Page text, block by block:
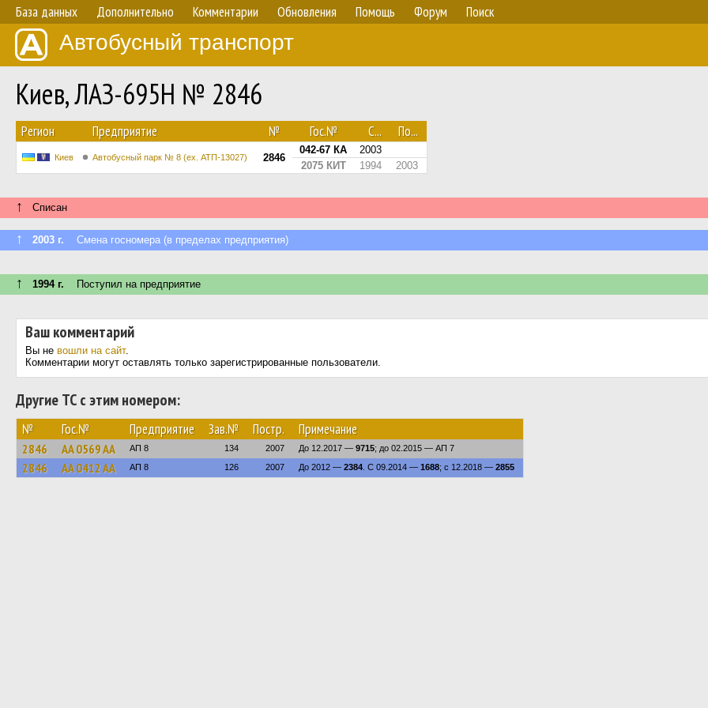
База данных Дополнительно Комментарии Обновления Помощь Форум Поиск
Автобусный транспорт
Киев, ЛАЗ-695Н № 2846
Регион Предприятие № Гос.№ С... По...
Киев Автобусный парк № 8 (ех. АТП-13027) 2846
042-67 КА
2003
2075 КИТ
1994 2003
↑ Списан
↑ 2003 г. Смена госномера (в пределах предприятия)
↑ 1994 г. Поступил на предприятие
Ваш комментарий
Вы не вошли на сайт.
Комментарии могут оставлять только зарегистрированные пользователи.
Другие ТС с этим номером:
№ Гос.№ Предприятие Зав.№ Постр. Примечание
2846 AA 0569 AA АП 8 134 2007 До 12.2017 — 9715; до 02.2015 — АП 7
2846 AA 0412 AA АП 8 126 2007 До 2012 — 2384 . С 09.2014 — 1688; с 12.2018 — 2855